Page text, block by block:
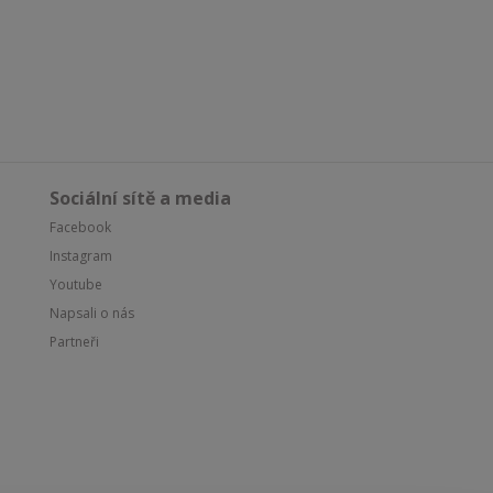
Sociální sítě a media
Facebook
Instagram
Youtube
Napsali o nás
Partneři